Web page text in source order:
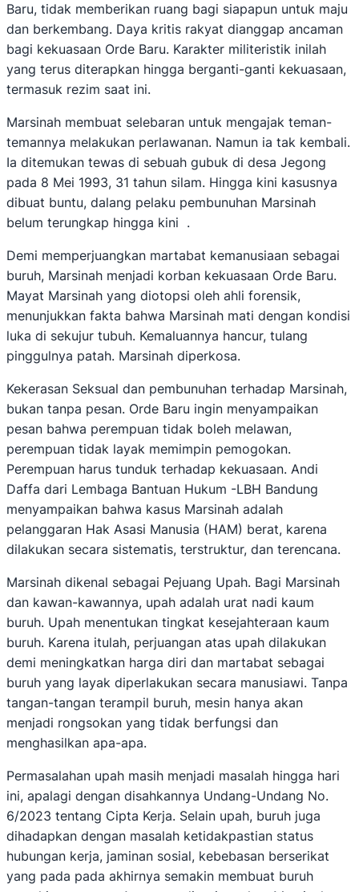
Baru, tidak memberikan ruang bagi siapapun untuk maju
dan berkembang. Daya kritis rakyat dianggap ancaman
bagi kekuasaan Orde Baru. Karakter militeristik inilah
yang terus diterapkan hingga berganti-ganti kekuasaan,
termasuk rezim saat ini.
Marsinah membuat selebaran untuk mengajak teman-
temannya melakukan perlawanan. Namun ia tak kembali.
Ia ditemukan tewas di sebuah gubuk di desa Jegong
pada 8 Mei 1993, 31 tahun silam. Hingga kini kasusnya
dibuat buntu, dalang pelaku pembunuhan Marsinah
belum terungkap hingga kini .
Demi memperjuangkan martabat kemanusiaan sebagai
buruh, Marsinah menjadi korban kekuasaan Orde Baru.
Mayat Marsinah yang diotopsi oleh ahli forensik,
menunjukkan fakta bahwa Marsinah mati dengan kondisi
luka di sekujur tubuh. Kemaluannya hancur, tulang
pinggulnya patah. Marsinah diperkosa.
Kekerasan Seksual dan pembunuhan terhadap Marsinah,
bukan tanpa pesan. Orde Baru ingin menyampaikan
pesan bahwa perempuan tidak boleh melawan,
perempuan tidak layak memimpin pemogokan.
Perempuan harus tunduk terhadap kekuasaan. Andi
Daffa dari Lembaga Bantuan Hukum -LBH Bandung
menyampaikan bahwa kasus Marsinah adalah
pelanggaran Hak Asasi Manusia (HAM) berat, karena
dilakukan secara sistematis, terstruktur, dan terencana.
Marsinah dikenal sebagai Pejuang Upah. Bagi Marsinah
dan kawan-kawannya, upah adalah urat nadi kaum
buruh. Upah menentukan tingkat kesejahteraan kaum
buruh. Karena itulah, perjuangan atas upah dilakukan
demi meningkatkan harga diri dan martabat sebagai
buruh yang layak diperlakukan secara manusiawi. Tanpa
tangan-tangan terampil buruh, mesin hanya akan
menjadi rongsokan yang tidak berfungsi dan
menghasilkan apa-apa.
Permasalahan upah masih menjadi masalah hingga hari
ini, apalagi dengan disahkannya Undang-Undang No.
6/2023 tentang Cipta Kerja. Selain upah, buruh juga
dihadapkan dengan masalah ketidakpastian status
hubungan kerja, jaminan sosial, kebebasan berserikat
yang pada pada akhirnya semakin membuat buruh